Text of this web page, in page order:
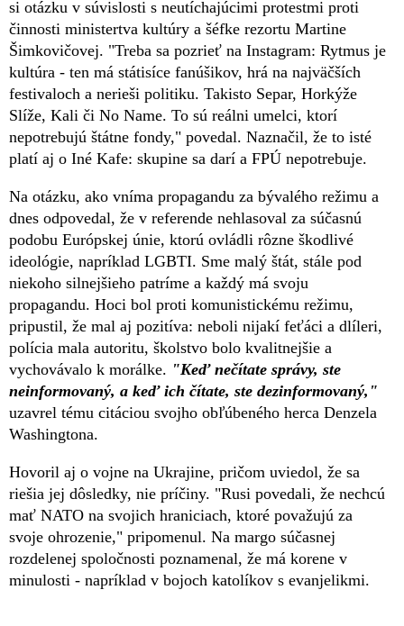
si otázku v súvislosti s neutíchajúcimi protestmi proti
činnosti ministertva kultúry a šéfke rezortu Martine
Šimkovičovej. "Treba sa pozrieť na Instagram: Rytmus je
kultúra - ten má státisíce fanúšikov, hrá na najväčších
festivaloch a nerieši politiku. Takisto Separ, Horkýže
Slíže, Kali či No Name. To sú reálni umelci, ktorí
nepotrebujú štátne fondy," povedal. Naznačil, že to isté
platí aj o Iné Kafe: skupine sa darí a FPÚ nepotrebuje.
Na otázku, ako vníma propagandu za bývalého režimu a
dnes odpovedal, že v referende nehlasoval za súčasnú
podobu Európskej únie, ktorú ovládli rôzne škodlivé
ideológie, napríklad LGBTI. Sme malý štát, stále pod
niekoho silnejšieho patríme a každý má svoju
propagandu. Hoci bol proti komunistickému režimu,
pripustil, že mal aj pozitíva: neboli nijakí feťáci a dlíleri,
polícia mala autoritu, školstvo bolo kvalitnejšie a
vychovávalo k morálke. "Keď nečítate správy, ste
neinformovaný, a keď ich čítate, ste dezinformovaný,"
uzavrel tému citáciou svojho obľúbeného herca Denzela
Washingtona.
Hovoril aj o vojne na Ukrajine, pričom uviedol, že sa
riešia jej dôsledky, nie príčiny. "Rusi povedali, že nechcú
mať NATO na svojich hraniciach, ktoré považujú za
svoje ohrozenie," pripomenul. Na margo súčasnej
rozdelenej spoločnosti poznamenal, že má korene v
minulosti - napríklad v bojoch katolíkov s evanjelikmi.